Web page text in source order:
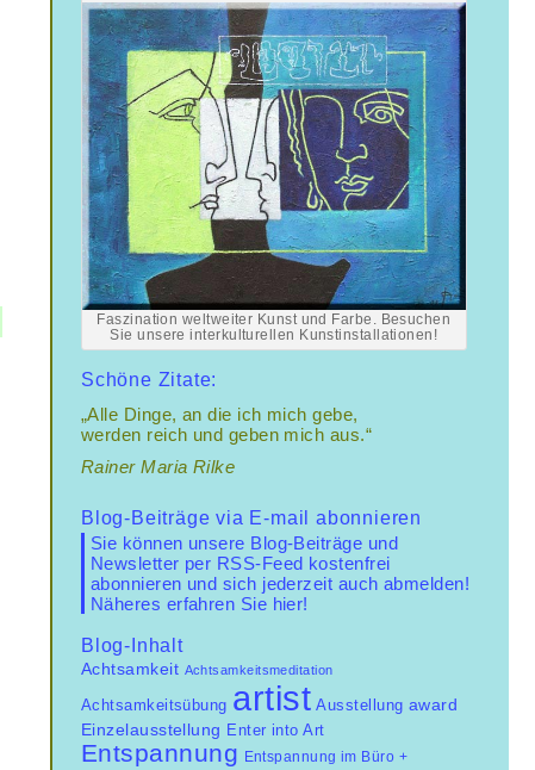
Faszination weltweiter Kunst und Farbe. Besuchen
Sie unsere interkulturellen Kunstinstallationen!
Schöne Zitate:
„Alle Dinge, an die ich mich gebe,
werden reich und geben mich aus.“
Rainer Maria Rilke
Blog-Beiträge via E-mail abonnieren
Sie können unsere Blog-Beiträge und
Newsletter per RSS-Feed kostenfrei
abonnieren und sich jederzeit auch abmelden!
Näheres erfahren Sie hier!
Blog-Inhalt
Achtsamkeit Achtsamkeitsmeditation
Achtsamkeitsübung artist Ausstellung award
Einzelausstellung Enter into Art
Entspannung Entspannung im Büro +